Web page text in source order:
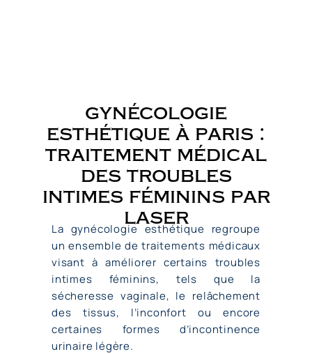
gynécologie
esthétique à paris :
traitement médical
des troubles
intimes féminins par
laser
La gynécologie esthétique regroupe
un ensemble de traitements médicaux
visant à améliorer certains troubles
intimes féminins, tels que la
sécheresse vaginale, le relâchement
des tissus, l’inconfort ou encore
certaines formes d’incontinence
urinaire légère.